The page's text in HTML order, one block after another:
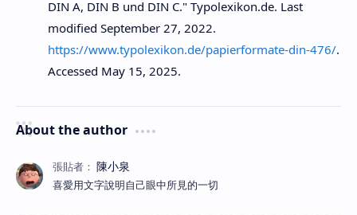
DIN A, DIN B und DIN C." Typolexikon.de. Last
modified September 27, 2022.
https://www.typolexikon.de/papierformate-din-476/.
Accessed May 15, 2025.
About the author
喜愛用文字說明自己眼中所見的一切